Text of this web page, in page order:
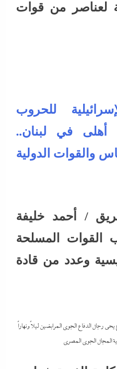
لعناصر من قوات
للحروب
أهلى في لبنان..
والقوات الدولية
/ أحمد خليفة
القوات المسلحة
وعدد من قادة
الدفاع يحى رجال الدفاع الجوى المرابضين ليلاً ونهاراً
المجال الجوى المصري